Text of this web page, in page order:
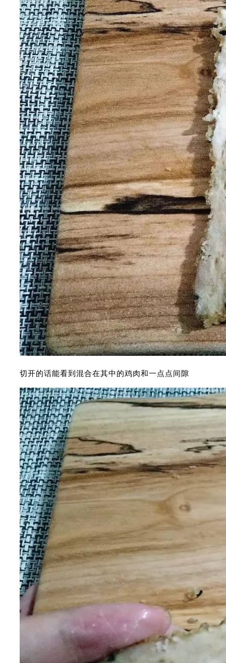
切开的话能看到混合在其中的鸡肉和一点点间隙